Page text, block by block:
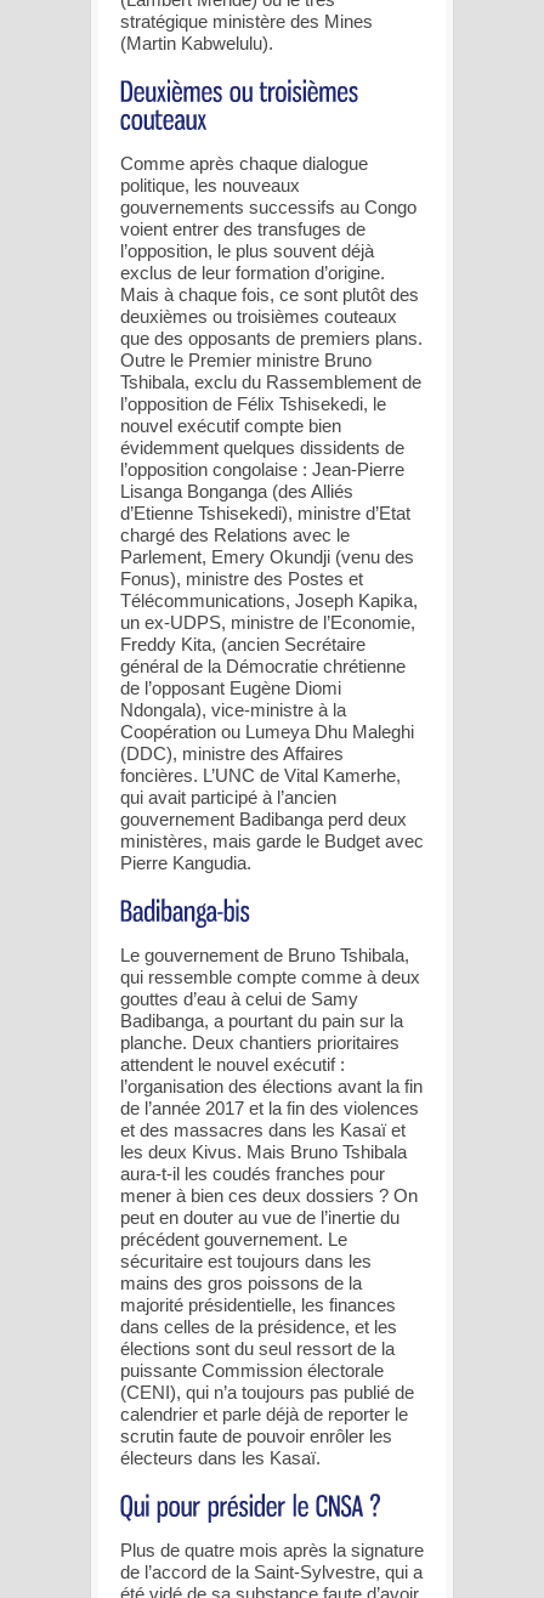
stratégique ministère des Mines
(Martin Kabwelulu).
Comme après chaque dialogue
politique, les nouveaux
gouvernements successifs au Congo
voient entrer des transfuges de
l’opposition, le plus souvent déjà
exclus de leur formation d’origine.
Mais à chaque fois, ce sont plutôt des
deuxièmes ou troisièmes couteaux
que des opposants de premiers plans.
Outre le Premier ministre Bruno
Tshibala, exclu du Rassemblement de
l’opposition de Félix Tshisekedi, le
nouvel exécutif compte bien
évidemment quelques dissidents de
l’opposition congolaise : Jean-Pierre
Lisanga Bonganga (des Alliés
d’Etienne Tshisekedi), ministre d’Etat
chargé des Relations avec le
Parlement, Emery Okundji (venu des
Fonus), ministre des Postes et
Télécommunications, Joseph Kapika,
un ex-UDPS, ministre de l’Economie,
Freddy Kita, (ancien Secrétaire
général de la Démocratie chrétienne
de l’opposant Eugène Diomi
Ndongala), vice-ministre à la
Coopération ou Lumeya Dhu Maleghi
(DDC), ministre des Affaires
foncières. L’UNC de Vital Kamerhe,
qui avait participé à l’ancien
gouvernement Badibanga perd deux
ministères, mais garde le Budget avec
Pierre Kangudia.
Le gouvernement de Bruno Tshibala,
qui ressemble compte comme à deux
gouttes d’eau à celui de Samy
Badibanga, a pourtant du pain sur la
planche. Deux chantiers prioritaires
attendent le nouvel exécutif :
l’organisation des élections avant la fin
de l’année 2017 et la fin des violences
et des massacres dans les Kasaï et
les deux Kivus. Mais Bruno Tshibala
aura-t-il les coudés franches pour
mener à bien ces deux dossiers ? On
peut en douter au vue de l’inertie du
précédent gouvernement. Le
sécuritaire est toujours dans les
mains des gros poissons de la
majorité présidentielle, les finances
dans celles de la présidence, et les
élections sont du seul ressort de la
puissante Commission électorale
(CENI), qui n’a toujours pas publié de
calendrier et parle déjà de reporter le
scrutin faute de pouvoir enrôler les
électeurs dans les Kasaï.
Plus de quatre mois après la signature
de l’accord de la Saint-Sylvestre, qui a
été vidé de sa substance faute d’avoir